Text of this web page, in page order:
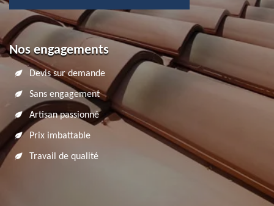
Nos engagements
Devis sur demande
Sans engagement
Artisan passionné
Prix imbattable
Travail de qualité